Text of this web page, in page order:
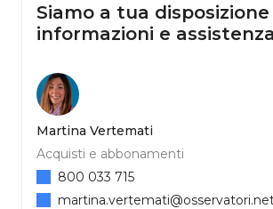
Siamo a tua
informazioni e assistenza
Martina Vertemati
Acquisti e abbonamenti
800 033 715